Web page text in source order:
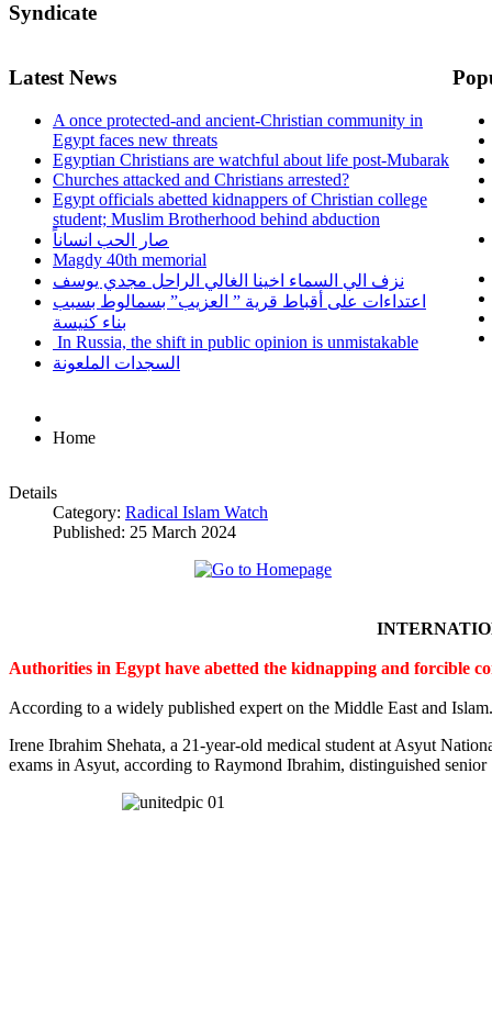
Syndicate
Latest News
A once protected-and ancient-Christian community in
Egypt faces new threats
Egyptian Christians are watchful about life post-Mubarak
Churches attacked and Christians arrested?
Egypt officials abetted kidnappers of Christian college
student; Muslim Brotherhood behind abduction
صار الحب انساناً
Magdy 40th memorial
نزف الي السماء اخينا الغالي الراحل مجدي يوسف
اعتداءات على أقباط قرية ” العزيب” بسمالوط بسبب
بناء كنيسة
In Russia, the shift in public opinion is unmistakable
السجدات الملعونة
Home
Details
Category: Radical Islam Watch
Published: 25 March 2024
Authorities in Egypt have abetted the kidnapping and forcible
According to a widely published expert on the Middle East and Islam.
Irene Ibrahim Shehata, a 21-year-old medical student at Asyut
exams in Asyut, according to Raymond Ibrahim, distinguished